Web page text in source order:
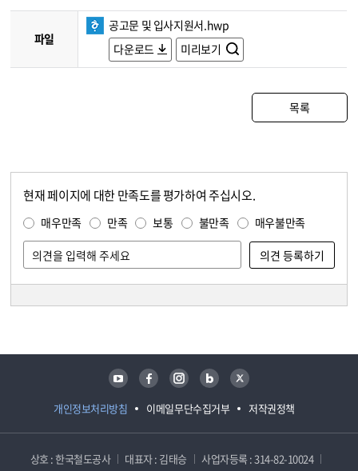
파일
공고문 및 입사지원서.hwp
다운로드
미리보기
목록
현재 페이지에 대한 만족도를 평가하여 주십시오.
매우만족 만족 보통 불만족 매우불만족
개인정보처리방침 이메일무단수집거부 저작권정책
유튜브 페이스북 인스타그램 블로그 트위터
상호 : 한국철도공사 대표자 : 김태승
사업자등록 : 314-82-10024